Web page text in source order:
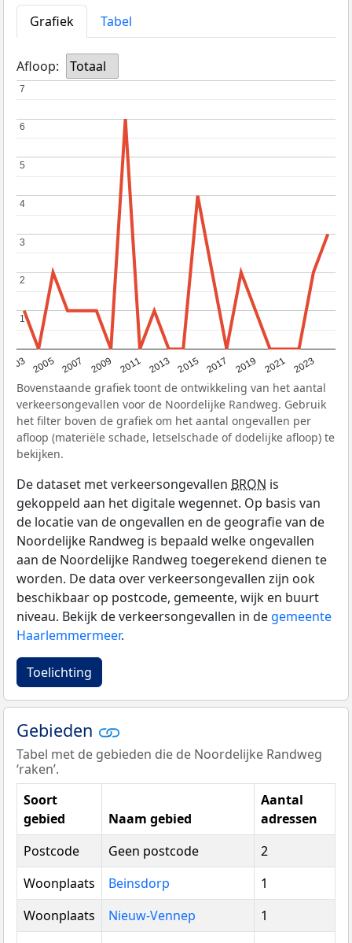
Grafiek
Tabel
Afloop: Totaal
2003 2005 2007 2009 2011 2013 2015 2017 2019 2021 2023
1
1
2
2
3
3
4
4
5
5
6
6
7
7
Bovenstaande grafiek toont de ontwikkeling van het aantal
verkeersongevallen voor de Noordelijke Randweg. Gebruik
het filter boven de grafiek om het aantal ongevallen per
afloop (materiële schade, letselschade of dodelijke afloop) te
bekijken.
De dataset met verkeersongevallen BRON is
gekoppeld aan het digitale wegennet. Op basis van
de locatie van de ongevallen en de geografie van de
Noordelijke Randweg is bepaald welke ongevallen
aan de Noordelijke Randweg toegerekend dienen te
worden. De data over verkeersongevallen zijn ook
beschikbaar op postcode, gemeente, wijk en buurt
niveau. Bekijk de verkeersongevallen in de gemeente
Haarlemmermeer.
Toelichting
Gebieden
Tabel met de gebieden die de Noordelijke Randweg
‘raken’.
Soort
gebied
Naam gebied
Aantal
adressen
Postcode
Geen postcode
2
Woonplaats
Beinsdorp
1
Woonplaats
Nieuw-Vennep
1